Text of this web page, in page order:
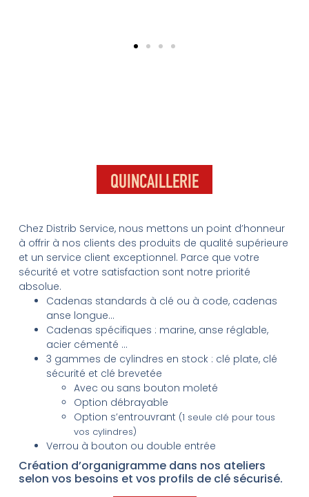
QUINCAILLERIE
Chez Distrib Service, nous mettons un point d’honneur
à offrir à nos clients des produits de qualité supérieure
et un service client exceptionnel. Parce que votre
sécurité et votre satisfaction sont notre priorité
absolue.
Cadenas standards à clé ou à code, cadenas
anse longue…
Cadenas spécifiques : marine, anse réglable,
acier cémenté …
3 gammes de cylindres en stock : clé plate, clé
sécurité et clé brevetée
Avec ou sans bouton moleté
Option débrayable
Option s’entrouvrant (1 seule clé pour tous
vos cylindres)
Verrou à bouton ou double entrée
Création d’organigramme dans nos ateliers
selon vos besoins et vos profils de clé sécurisé.